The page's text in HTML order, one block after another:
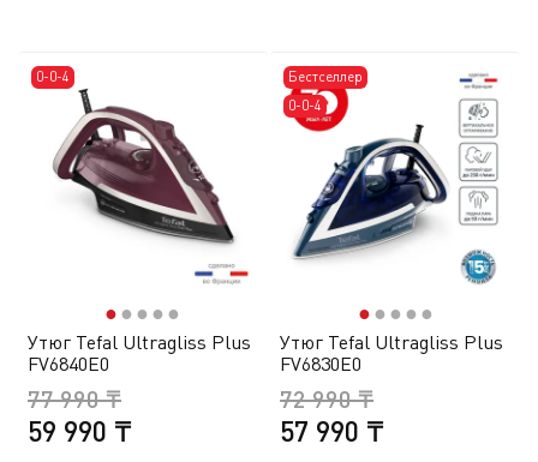
0-0-4
●● ● ● ●
Утюг Tefal Ultragliss Plus
FV6840E0
59 990 ₸
77 990 ₸
Бестселлер
0-0-4
●● ● ● ●
Утюг Tefal Ultragliss Plus
FV6830E0
57 990 ₸
72 990 ₸